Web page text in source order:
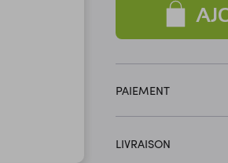
PAIEMENT
LIVRAISON